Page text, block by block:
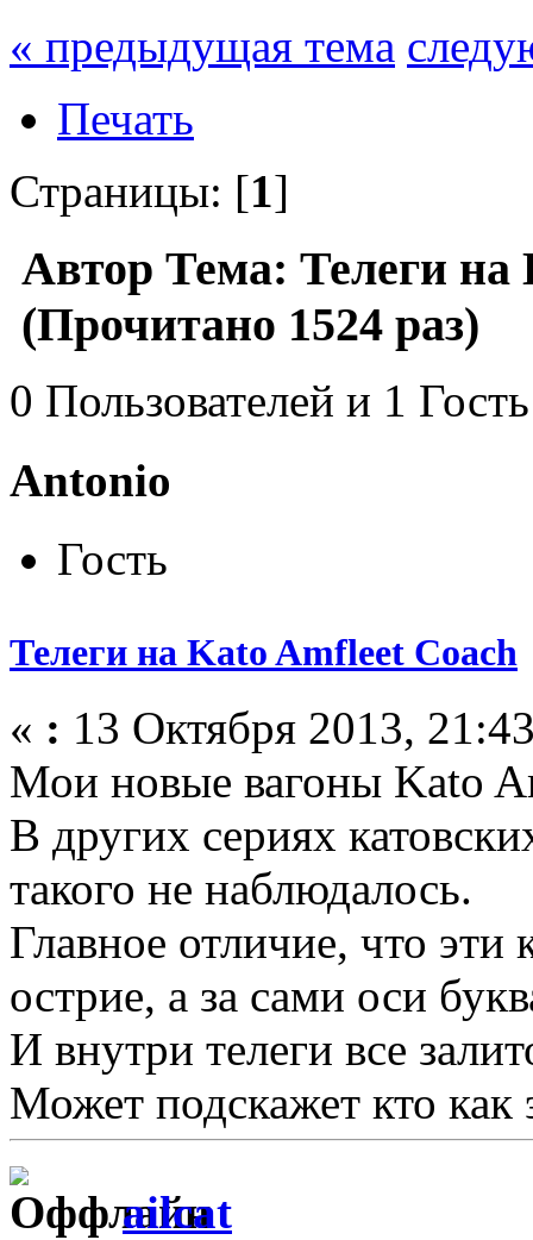
« предыдущая тема
Печать
Страницы: [1]
Автор Тема: Телеги на
(Прочитано 1524 раз)
0 Пользователей и 1
Antonio
Гость
Телеги на Kato Amfleet Coach
« : 13 Октября 2013,
Мои новые вагоны Kato
В других сериях
такого не наблюдалось.
Главное отличие, что эти
острие, а за сами оси
И внутри телеги все
Может подскажет кто как
ailcat